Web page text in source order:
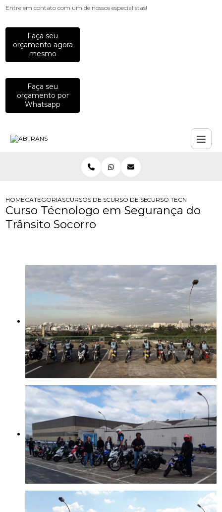
Entre em contato com um de nossos especialistas!
Faça seu
orçamento agora
mesmo
Faça seu
orçamento por
Whatsapp
HOMECATEGORIASCURSOS DE SEGURANCA NO TRANSITO
CURSO DE SEGURANCA DO
CURSO TECNOLOGO
Curso Técnologo em Segurança do
Trânsito Socorro